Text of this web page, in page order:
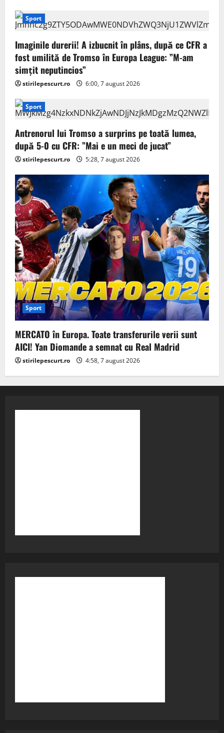
Sport
Imaginile durerii! A izbucnit în plâns, după ce CFR a
fost umilită de Tromso în Europa League: ”M-am
simțit neputincios”
stirilepescurt.ro 6:00, 7 august 2026
Sport
Antrenorul lui Tromso a surprins pe toată lumea,
după 5-0 cu CFR: ”Mai e un meci de jucat”
stirilepescurt.ro 5:28, 7 august 2026
Sport
MERCATO în Europa. Toate transferurile verii sunt
AICI! Yan Diomande a semnat cu Real Madrid
stirilepescurt.ro 4:58, 7 august 2026